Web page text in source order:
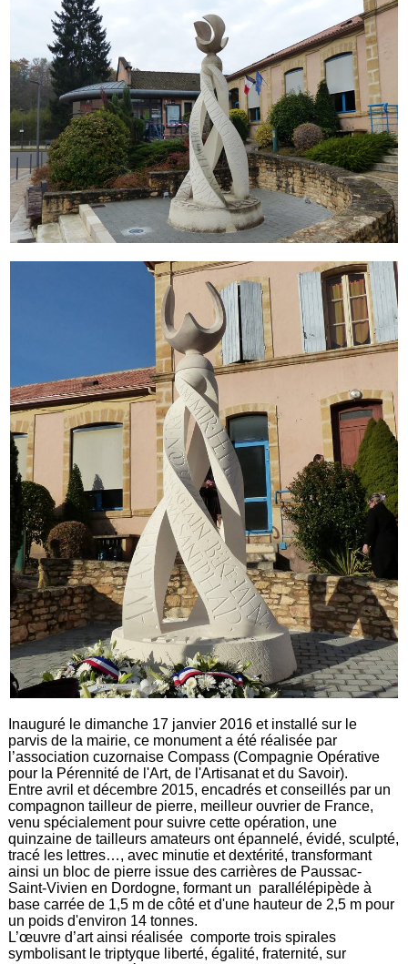
Inauguré le dimanche 17 janvier 2016 et installé sur le
parvis de la mairie, ce monument a été réalisée par
l’association cuzornaise Compass (Compagnie Opérative
pour la Pérennité de l'Art, de l'Artisanat et du Savoir).
Entre avril et décembre 2015, encadrés et conseillés par un
compagnon tailleur de pierre, meilleur ouvrier de France,
venu spécialement pour suivre cette opération, une
quinzaine de tailleurs amateurs ont épannelé, évidé, sculpté,
tracé les lettres…, avec minutie et dextérité, transformant
ainsi un bloc de pierre issue des carrières de Paussac-
Saint-Vivien en Dordogne, formant un parallélépipède à
base carrée de 1,5 m de côté et d'une hauteur de 2,5 m pour
un poids d'environ 14 tonnes.
L’œuvre d’art ainsi réalisée comporte trois spirales
symbolisant le triptyque liberté, égalité, fraternité, sur